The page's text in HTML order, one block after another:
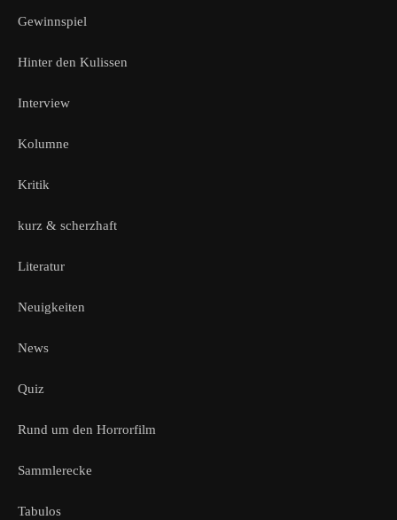
Gewinnspiel
Hinter den Kulissen
Interview
Kolumne
Kritik
kurz & scherzhaft
Literatur
Neuigkeiten
News
Quiz
Rund um den Horrorfilm
Sammlerecke
Tabulos